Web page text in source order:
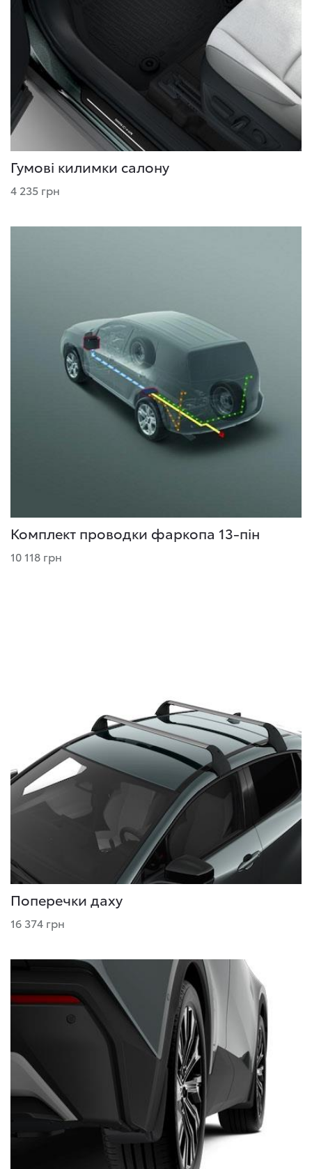
Гумові килимки салону
4 235 грн
Комплект проводки фаркопа 13-пін
10 118 грн
Поперечки даху
16 374 грн